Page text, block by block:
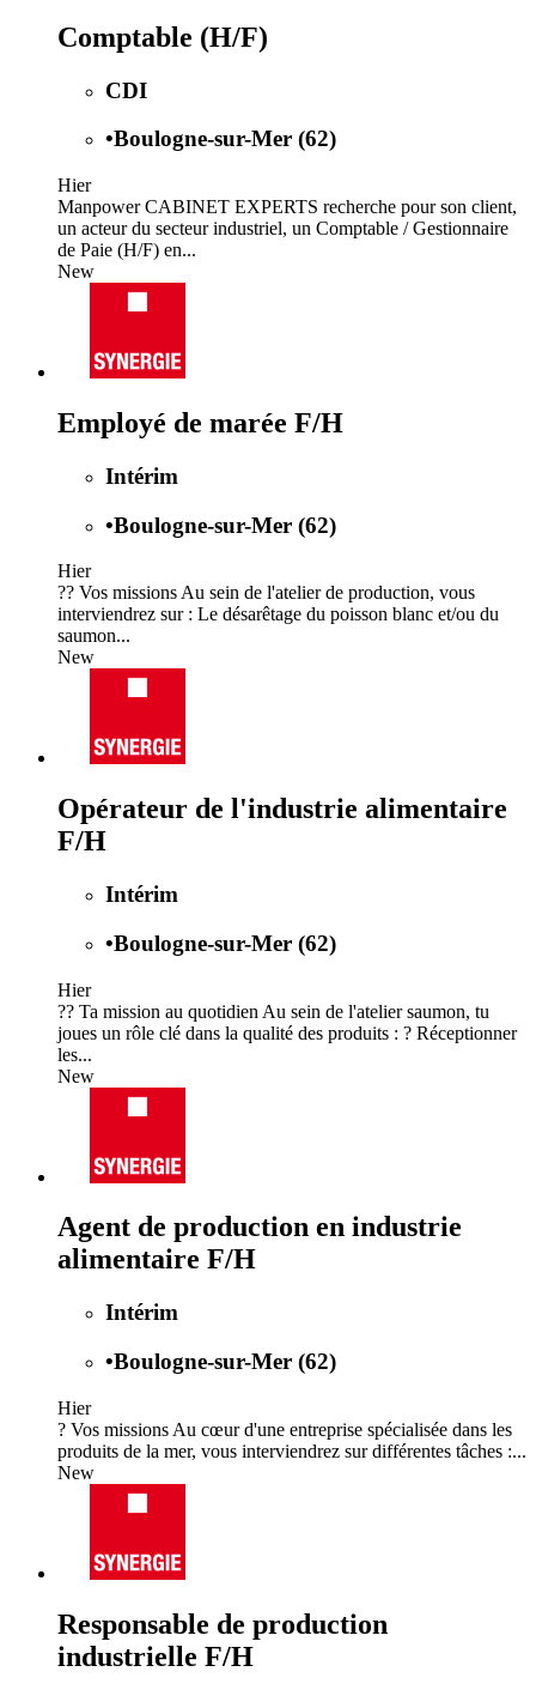
Comptable (H/F)
CDI
•Boulogne-sur-Mer (62)
Hier
Manpower CABINET EXPERTS recherche pour son client,
un acteur du secteur industriel, un Comptable / Gestionnaire
de Paie (H/F) en...
New
Employé de marée F/H
Intérim
•Boulogne-sur-Mer (62)
Hier
?? Vos missions Au sein de l'atelier de production, vous
interviendrez sur : Le désarêtage du poisson blanc et/ou du
saumon...
New
Opérateur de l'industrie alimentaire
F/H
Intérim
•Boulogne-sur-Mer (62)
Hier
?? Ta mission au quotidien Au sein de l'atelier saumon, tu
joues un rôle clé dans la qualité des produits : ? Réceptionner
les...
New
Agent de production en industrie
alimentaire F/H
Intérim
•Boulogne-sur-Mer (62)
Hier
? Vos missions Au cœur d'une entreprise spécialisée dans les
produits de la mer, vous interviendrez sur différentes tâches :...
New
Responsable de production
industrielle F/H